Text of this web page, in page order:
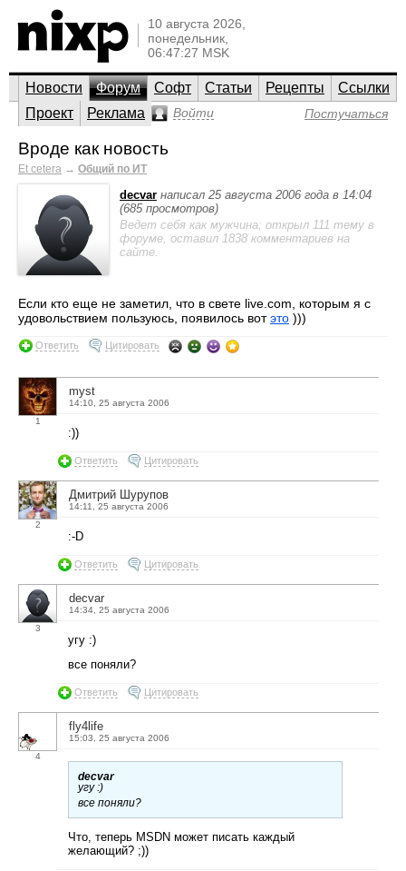
10 августа 2026,
понедельник,
06:47:27 MSK
Новости Форум Софт Статьи Рецепты
Ссылки
Проект
Реклама Войти Постучаться
Вроде как новость
Et cetera → Общий по ИТ
decvar написал 25 августа 2006 года в 14:04
(685 просмотров)
Ведет себя как мужчина; открыл 111 тему в
форуме, оставил 1838 комментариев на
сайте.
Если кто еще не заметил, что в свете live.com, которым я с
удовольствием пользуюсь, появилось вотэто )))
Ответить Цитировать
1
myst
14:10, 25 августа 2006
:))
Ответить Цитировать
2
Дмитрий Шурупов
14:11, 25 августа 2006
:-D
Ответить Цитировать
3
decvar
14:34, 25 августа 2006
угу :)
все поняли?
Ответить Цитировать
4
fly4life
15:03, 25 августа 2006
decvar
угу :)
все поняли?
Что, теперь MSDN может писать каждый
желающий? ;))